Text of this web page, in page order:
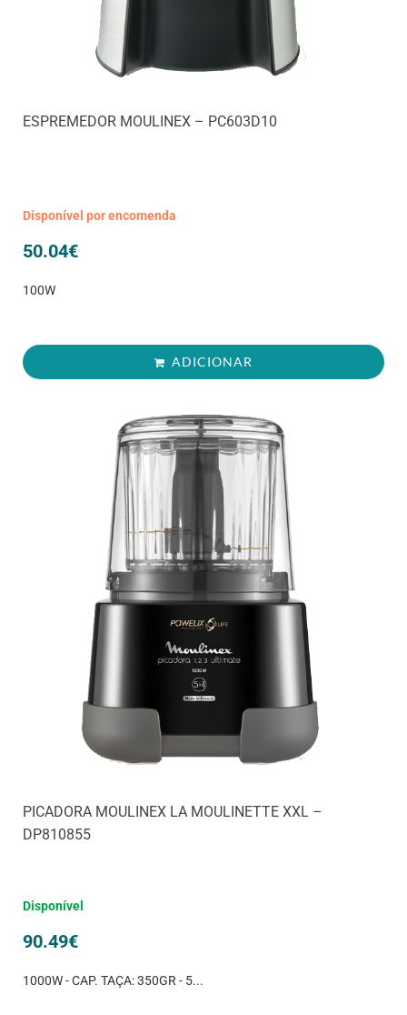
ESPREMEDOR MOULINEX – PC603D10
Disponível por encomenda
50.04€
100W
ADICIONAR
PICADORA MOULINEX LA MOULINETTE XXL –
DP810855
Disponível
90.49€
1000W - CAP. TAÇA: 350GR - 5...